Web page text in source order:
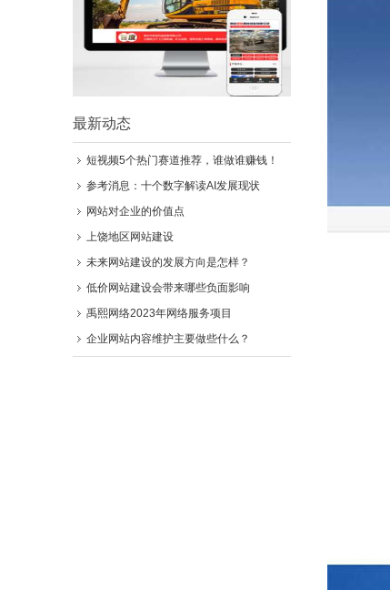
最新动态
短视频5个热门赛道推荐，谁做谁赚钱！
参考消息：十个数字解读AI发展现状
网站对企业的价值点
上饶地区网站建设
未来网站建设的发展方向是怎样？
低价网站建设会带来哪些负面影响
禹熙网络2023年网络服务项目
企业网站内容维护主要做些什么？